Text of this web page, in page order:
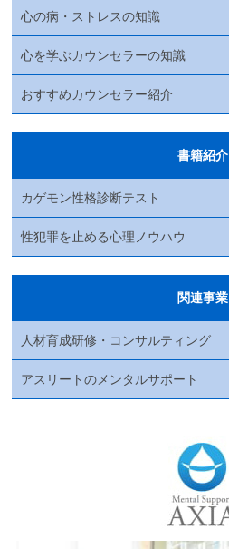
心の病・ストレスの知識
心を学ぶカウンセラーの知識
おすすめカウンセラー紹介
書籍紹介
カゲモン性格診断テスト
性犯罪を止める心理ノウハウ
関連事業
人材育成研修・コンサルティング
アスリートのメンタルサポート